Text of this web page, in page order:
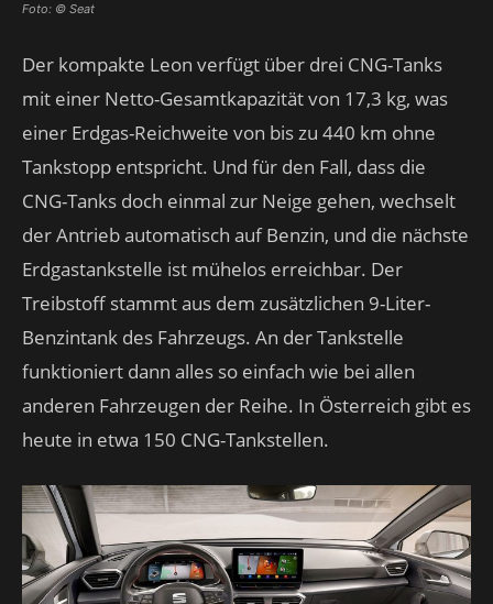
Foto: © Seat
Der kompakte Leon verfügt über drei CNG-Tanks
mit einer Netto-Gesamtkapazität von 17,3 kg, was
einer Erdgas-Reichweite von bis zu 440 km ohne
Tankstopp entspricht. Und für den Fall, dass die
CNG-Tanks doch einmal zur Neige gehen, wechselt
der Antrieb automatisch auf Benzin, und die nächste
Erdgastankstelle ist mühelos erreichbar. Der
Treibstoff stammt aus dem zusätzlichen 9-Liter-
Benzintank des Fahrzeugs. An der Tankstelle
funktioniert dann alles so einfach wie bei allen
anderen Fahrzeugen der Reihe. In Österreich gibt es
heute in etwa 150 CNG-Tankstellen.